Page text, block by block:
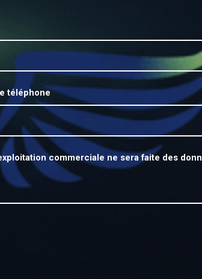
téléphone
commerciale ne sera faite des